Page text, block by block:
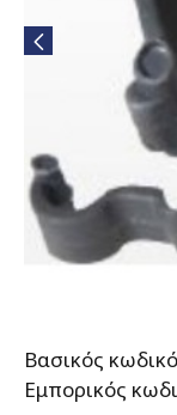
Βασικός
Εμπορικός